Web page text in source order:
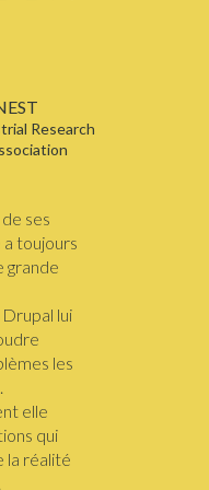
Research
ses
toujours
grande
lui
les
elle
qui
la réalité